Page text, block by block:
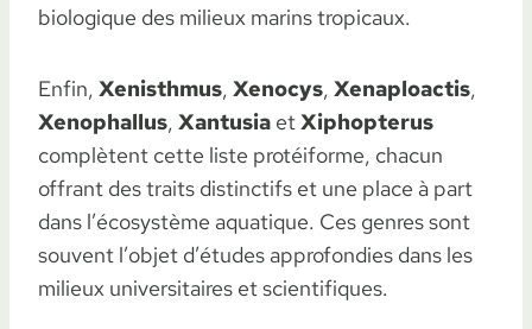
biologique des milieux marins tropicaux.
Enfin, Xenisthmus, Xenocys, Xenaploactis,
Xenophallus, Xantusia etXiphopterus
complètent cette liste protéiforme, chacun
offrant des traits distinctifs et une place à part
dans l’écosystème aquatique. Ces genres sont
souvent l’objet d’études approfondies dans les
milieux universitaires et scientifiques.